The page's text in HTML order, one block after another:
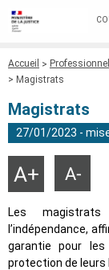
Fil
d'Ariane
Accueil
Magistrats
Magistrats
27/01/2023 -
Agrandir
taille
du
texte
Réduire
du
Les magistrats
l’indépendance,
garantie pour
protection de leurs